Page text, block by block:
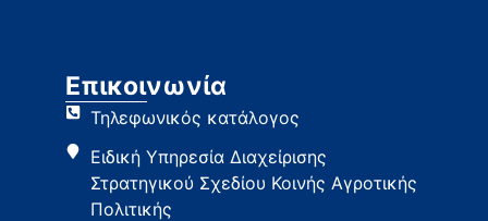
Επικοινωνία
Τηλεφωνικός κατάλογος
Ειδική Υπηρεσία Διαχείρισης
Στρατηγικού Σχεδίου Κοινής Αγροτικής
Πολιτικής